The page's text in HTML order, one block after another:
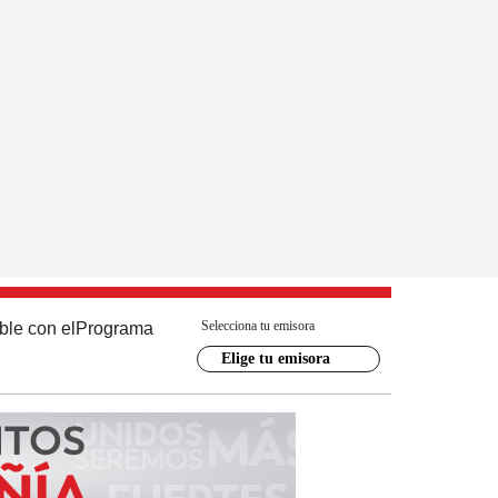
con el Programa Selecciona tu emisora
Elige tu emisora